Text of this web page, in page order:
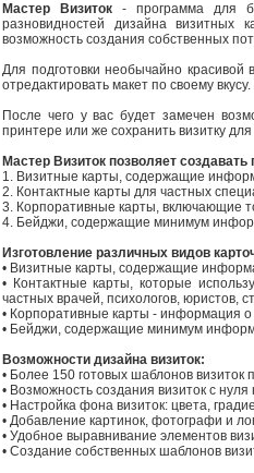
Мастер Визиток- программа для
разновидностей дизайна
возможность создания собственных
Для подготовки необычайно
отредактировать макет по своему вкусу.
После чего у вас будет замечен
принтере или же сохранить визитку
Мастер Визиток позволяет
1. Визитные карты, содержащие
2. Контактные карты для частных
3. Корпоративные карты, включающие
4. Бейджи, содержащие минимум
Изготовление различных видов
• Визитные карты, содержащие
• Контактные карты, которые
частных врачей, психологов, юристов,
• Корпоративные карты - информация о
• Бейджи, содержащие минимум
Возможности дизайна визиток:
• Более 150 готовых шаблонов
• Возможность создания визиток с
• Настройка фона визиток: цвета,
• Добавление картинок, фотографи и
• Удобное выравнивание элементов
• Создание собственных шаблонов